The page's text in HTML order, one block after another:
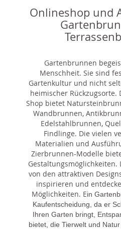
Onlineshop und
Gartenbrunnen
Menschheit. Sie sind
Gartenkultur und nicht
heimischer
Shop bietet
Wandbrunnen,
Edelstahlbrunnen,
Findlinge. Die vielen
Materialien und
Zierbrunnen-Modelle
Gestaltungsmöglichkeiten.
von den attraktiven
inspirieren und
Möglichkeiten. Ein
Kaufentscheidung, da er
Ihren Garten bringt,
bietet, die Tierwelt und